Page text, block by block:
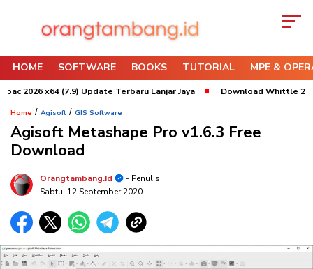
HOME SOFTWARE BOOKS TUTORIAL MPE &
2026 x64 (7.9) Update Terbaru Lanjar Jaya Download Whittle 2022
Home / Agisoft / GIS Software
Agisoft Metashape Pro v1.6.3 Free
Download
Orangtambang.id
- Penulis
Sabtu, 12 September 2020